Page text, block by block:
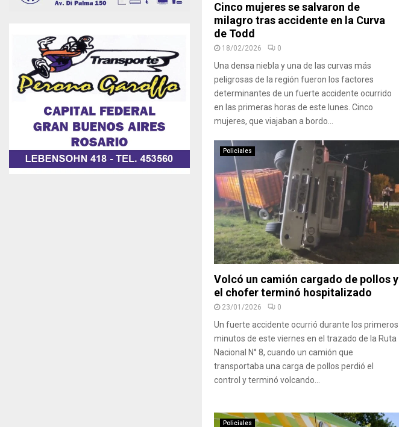
Cinco mujeres se salvaron de
milagro tras accidente en la Curva
de Todd
18/02/2026 0
Una densa niebla y una de las curvas más
peligrosas de la región fueron los factores
determinantes de un fuerte accidente ocurrido
en las primeras horas de este lunes. Cinco
mujeres, que viajaban a bordo...
Policiales
Volcó un camión cargado de pollos y
el chofer terminó hospitalizado
23/01/2026 0
Un fuerte accidente ocurrió durante los primeros
minutos de este viernes en el trazado de la Ruta
Nacional N° 8, cuando un camión que
transportaba una carga de pollos perdió el
control y terminó volcando...
Policiales